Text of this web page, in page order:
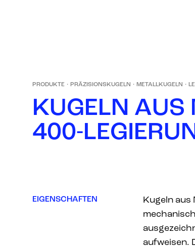
PRODUKTE · PRÄZISIONSKUGELN · METALLKUGELN ·
KUGELN AUS
400-LEGIERU
EIGENSCHAFTEN
Kugeln aus
aufweisen.